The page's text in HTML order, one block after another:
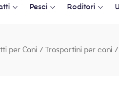
Pesci Roditori
per Cani / Trasportini per cani /